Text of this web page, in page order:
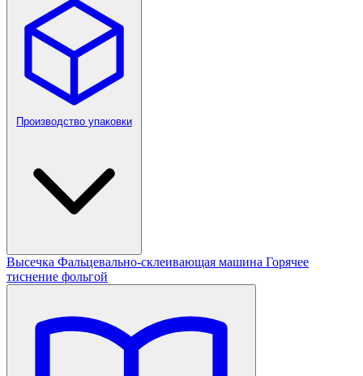
Производство упаковки
Высечка Фальцевально-склеивающая машина Горячее
тиснение фольгой